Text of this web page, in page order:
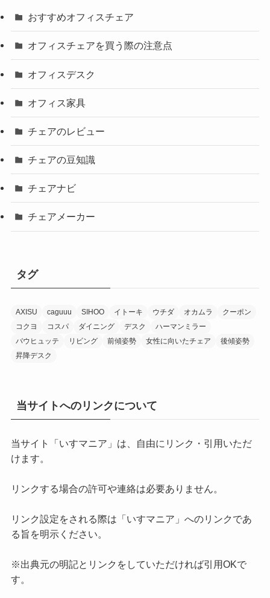
おすすめオフィスチェア
オフィスチェアを買う際の注意点
オフィスデスク
オフィス家具
チェアのレビュー
チェアの豆知識
チェアナビ
チェアメーカー
タグ
AXISU caguuu SIHOO イトーキ ウチダ オカムラ
クーポン
コクヨ
コスパ ダイニング デスク
ハーマンミラー
バウヒュッテ
リビング 前傾姿勢 女性に向いたチェア
後傾姿勢
昇降デスク
当サイトへのリンクについて
当サイト「いすマニア」は、自由にリンク・引用いただ
けます。
リンクする場合の許可や連絡は必要ありません。
リンク設定をされる際は「いすマニア」へのリンクであ
る旨を明示ください。
※出典元の明記とリンクをしていただければ引用OKで
す。